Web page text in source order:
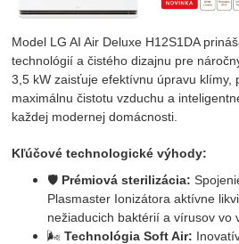
Model LG AI Air Deluxe H12S1DA
technológií a čistého dizajnu pre
3,5 kW zaisťuje efektívnu úpravu klímy,
maximálnu čistotu vzduchu a
každej modernej domácnosti.
Kľúčové technologické výhody:
🛡️ Prémiová sterilizácia:
Plasmaster Ionizátora aktívne
nežiaducich baktérií a vírusov vo
🌬️Technológia Soft Air: